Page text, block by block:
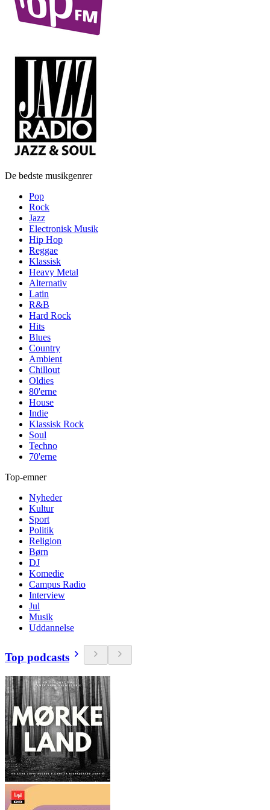
De bedste musikgenrer
Pop
Rock
Jazz
Electronisk Musik
Hip Hop
Reggae
Klassisk
Heavy Metal
Alternativ
Latin
R&B
Hard Rock
Hits
Blues
Country
Ambient
Chillout
Oldies
80'erne
House
Indie
Klassisk Rock
Soul
Techno
70'erne
Top-emner
Nyheder
Kultur
Sport
Politik
Religion
Børn
DJ
Komedie
Campus Radio
Interview
Jul
Musik
Uddannelse
Top podcasts